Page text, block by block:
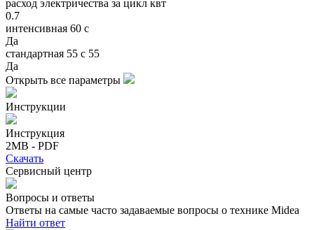
расход электричества за цикл квт
0.7
интенсивная 60 с
Да
стандартная 55 с 55
Да
Открыть все параметры
Инструкции
Инструкция
2MB - PDF
Скачать
Сервисный центр
Вопросы и ответы
Ответы на самые часто задаваемые вопросы о технике Midea
Найти ответ